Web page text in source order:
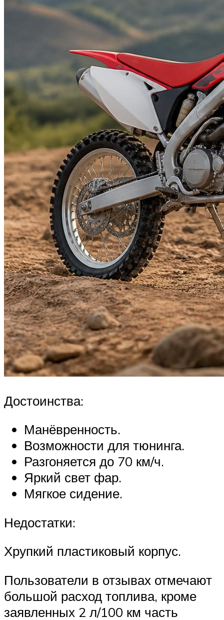
Достоинства:
Манёвренность.
Возможности для тюнинга.
Разгоняется до 70 км/ч.
Яркий свет фар.
Мягкое сидение.
Недостатки:
Хрупкий пластиковый корпус.
Пользователи в отзывах отмечают
большой расход топлива, кроме
заявленных 2 л/100 км часть